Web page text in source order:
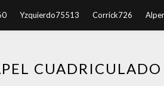
Yzquierdo75513 Corrick726
CUADRICULADO